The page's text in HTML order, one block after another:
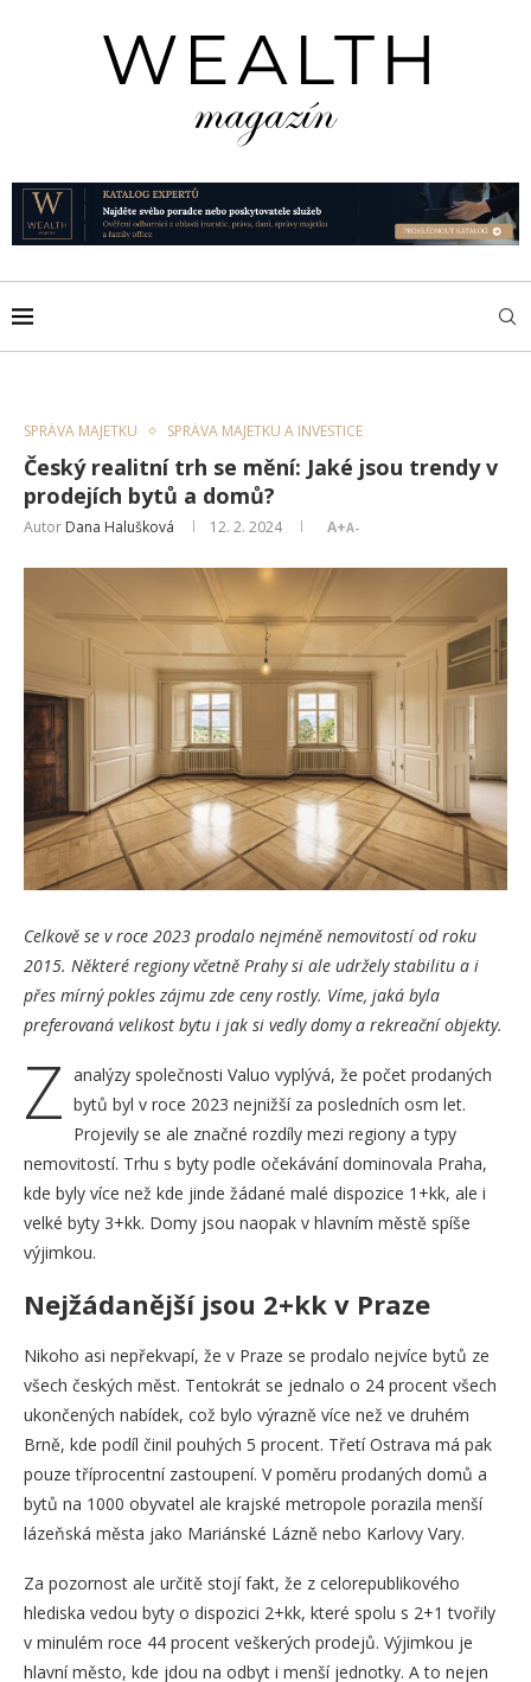
SPRÁVA MAJETKU SPRÁVA MAJETKU A INVESTICE
Český realitní trh se mění: Jaké jsou trendy v
prodejích bytů a domů?
Autor Dana Halušková 12. 2. 2024 A+A-
Celkově se v roce 2023 prodalo nejméně nemovitostí od roku
2015. Některé regiony včetně Prahy si ale udržely stabilitu a i
přes mírný pokles zájmu zde ceny rostly. Víme, jaká byla
preferovaná velikost bytu i jak si vedly domy a rekreační objekty.
Z analýzy společnosti Valuo vyplývá, že počet prodaných
bytů byl v roce 2023 nejnižší za posledních osm let.
Projevily se ale značné rozdíly mezi regiony a typy
nemovitostí. Trhu s byty podle očekávání dominovala Praha,
kde byly více než kde jinde žádané malé dispozice 1+kk, ale i
velké byty 3+kk. Domy jsou naopak v hlavním městě spíše
výjimkou.
Nejžádanější jsou 2+kk v Praze
Nikoho asi nepřekvapí, že v Praze se prodalo nejvíce bytů ze
všech českých měst. Tentokrát se jednalo o 24 procent všech
ukončených nabídek, což bylo výrazně více než ve druhém
Brně, kde podíl činil pouhých 5 procent. Třetí Ostrava má pak
pouze tříprocentní zastoupení. V poměru prodaných domů a
bytů na 1000 obyvatel ale krajské metropole porazila menší
lázeňská města jako Mariánské Lázně nebo Karlovy Vary.
Za pozornost ale určitě stojí fakt, že z celorepublikového
hlediska vedou byty o dispozici 2+kk, které spolu s 2+1 tvořily
v minulém roce 44 procent veškerých prodejů. Výjimkou je
hlavní město, kde jdou na odbyt i menší jednotky. A to nejen